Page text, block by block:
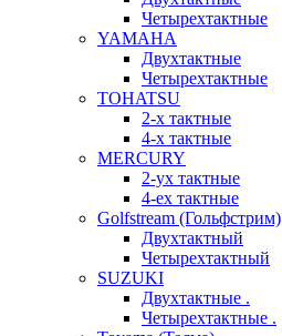
Четырехтактные
YAMAHA
Двухтактные
Четырехтактные
TOHATSU
2-х тактные
4-х тактные
MERCURY
2-ух тактные
4-ех тактные
Golfstream (Гольфстрим)
Двухтактный
Четырехтактный
SUZUKI
Двухтактные .
Четырехтактные .